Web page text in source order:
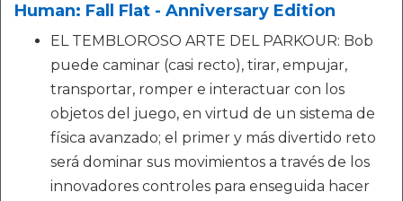
Human: Fall Flat - Anniversary Edition
EL TEMBLOROSO ARTE DEL PARKOUR: Bob
puede caminar (casi recto), tirar, empujar,
transportar, romper e interactuar con los
objetos del juego, en virtud de un sistema de
física avanzado; el primer y más divertido reto
será dominar sus movimientos a través de los
innovadores controles para enseguida hacer